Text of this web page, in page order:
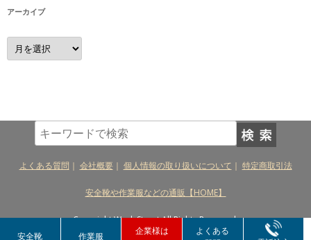
アーカイブ
ア
ー
カ
よくある質問 ｜ 会社概要｜ 個人情報の取り扱いについて ｜ 特定商取引法
安全靴や作業服などの通販【HOME】
Copyright Work Street All Rights Reserved.
安全靴
作業服
企業様は
よくある